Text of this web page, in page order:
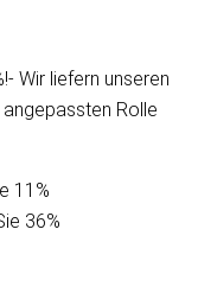
Wir liefern unseren
Rolle
11%
36%